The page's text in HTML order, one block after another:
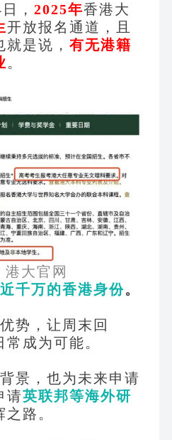
， 2025年香港大
开放报名通道，且
是说， 有无港籍
。
港大官网
千万的香港身份。
势，让周末回
成为可能。
景，也为未来申请
请英联邦等海外研
之路。